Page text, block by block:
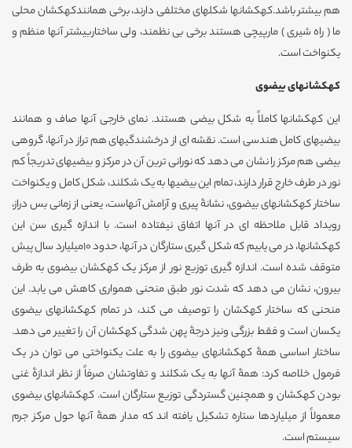
هم بیشتر باشد.کهکشانها شکلهای مختلفی دارند، برخی همانندکهکشان محلی
ما ( راه شیری ) مارپیچی هستند برخی بی نظمند، ولی ساختاربیشتر آنها منظم و
یکنواخت است.
کهکشانهای بیضوی
این کهکشانها کاملاً به شکل بیضی هستند. نمای خارجی آنها صاف و همانند
بیضیهای کامل هندسی است. نقشه ای از درخشندگیهای هم تراز در آنها، گروهی
بیضی هم مرکز را نشان می دهد که نورانی ترین آن در مرکز و بیضیهای تدریجاً کم
نور در طرف خارج قرار دارند، تمام این بیضیها به یک شکلند، شکل کامل و یکنواخت
ساختار کهکشانهای بیضوی، نشانۀ پیری و آرامش آنهاست، یعنی از زمانی بس دراز،
رویداد قابل ملاحظه ای در آنها اتفاق نیفتاده است. با اندازه گیری سن این
کهکشانها، در می یابیم که شکل گیری ستارگان در آنها، حدود 10میلیارد سال پیش
متوقف شده است. اندازه گیری توزیع نور از مرکز یک کهکشان بیضوی به طرف
بیرون، نشان می دهد که شدت نور طبق منحنی همواری کاهش می یابد. این
منحنی که ساختار کهکشان را توصیف می کند، در تمام کهکشانهای بیضوی
یکسان است و فقط بزرگی ونیز درجۀ پهن شدگی کهکشان آن را تغییر می دهد.
ساختار اساسی همۀ کهکشانهای بیضوی را به علت یکنواختی می توان در یک
فرمول خلاصه کرد: همۀ آنها به یک شکلند و تفاوتشان صرفاً از نظر اندازۀ غنی
بودن کهکشان و همچنین گستردگی توزیع ستارگان است. کهکشانهای بیضوی
معمولاً از میلیاردها ستاره تشکیل یافته اند که مدار همۀ آنها حول مرکز جرم
سیستم است.